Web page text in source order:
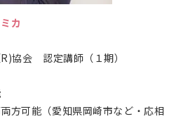
カ
R)協会 認定講師（１期）
方可能（愛知県岡崎市など・応相